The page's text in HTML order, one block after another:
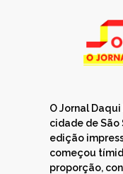
O Jornal
cidade de São
edição
começou
proporção,